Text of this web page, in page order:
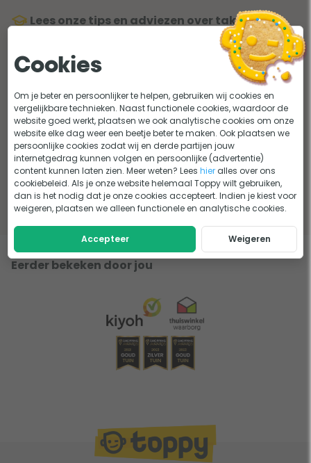
Lees onze tips en adviezen over takazumi
4 tips om het beste koivoer te
kiezen
Lees het advies
Eerder bekeken door jou
Cookies
Om je beter en persoonlijker te helpen, gebruiken wij cookies en
vergelijkbare technieken. Naast functionele cookies, waardoor de
website goed werkt, plaatsen we ook analytische cookies om onze
website elke dag weer een beetje beter te maken. Ook plaatsen we
persoonlijke cookies zodat wij en derde partijen jouw
internetgedrag kunnen volgen en persoonlijke (advertentie)
content kunnen laten zien. Meer weten? Leeshier alles over ons
cookiebeleid. Als je onze website helemaal Toppy wilt gebruiken,
dan is het nodig dat je onze cookies accepteert. Indien je kiest voor
weigeren, plaatsen we alleen functionele en analytische cookies.
Accepteer Weigeren